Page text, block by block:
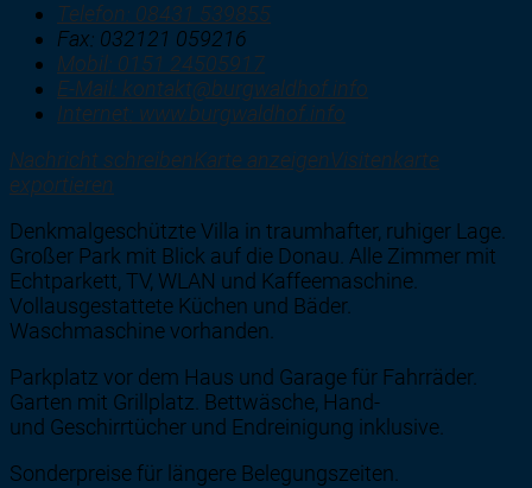
Telefon: 08431 539855
Fax: 032121 059216
Mobil: 0151 24505917
E-Mail: kontakt@burgwaldhof.info
Internet: www.burgwaldhof.info
Nachricht schreibenKarte anzeigenVisitenkarte
exportieren
Denkmalgeschützte Villa in traumhafter, ruhiger Lage.
Großer Park mit Blick auf die Donau. Alle Zimmer mit
Echtparkett, TV, WLAN und Kaffeemaschine.
Vollausgestattete Küchen und Bäder.
Waschmaschine vorhanden.
Parkplatz vor dem Haus und Garage für Fahrräder.
Garten mit Grillplatz. Bettwäsche, Hand-
und Geschirrtücher und Endreinigung inklusive.
Sonderpreise für längere Belegungszeiten.